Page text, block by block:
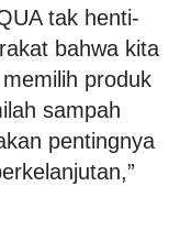
tak henti-
bahwa kita
produk
sampah
pentingnya